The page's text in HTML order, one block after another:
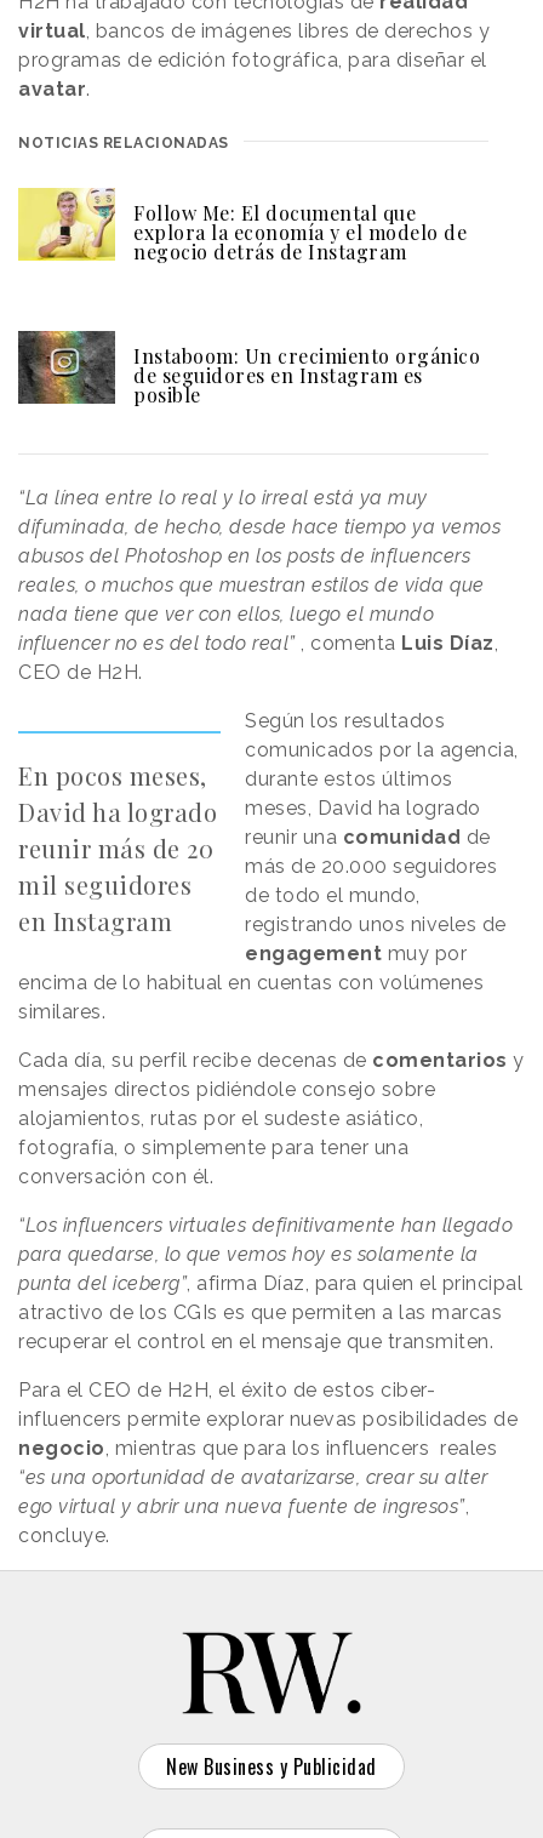
virtual, bancos de imágenes libres de derechos y
programas de edición fotográfica, para diseñar el
avatar.
NOTICIAS RELACIONADAS
Follow Me: El documental que
explora la economía y el modelo de
negocio detrás de Instagram
Instaboom: Un crecimiento orgánico
de seguidores en Instagram es
posible
“La línea entre lo real y lo irreal está ya muy
difuminada, de hecho, desde hace tiempo ya vemos
abusos del Photoshop en los posts de influencers
reales, o muchos que muestran estilos de vida que
nada tiene que ver con ellos, luego el mundo
influencer no es del todo real”, comenta Luis Díaz,
CEO de H2H.
En pocos meses,
David ha logrado
reunir más de 20
mil seguidores
en Instagram
Según los resultados
comunicados por la agencia,
durante estos últimos
meses, David ha logrado
reunir una comunidad de
más de 20.000 seguidores
de todo el mundo,
registrando unos niveles de
engagement muy por
encima de lo habitual en cuentas con volúmenes
similares.
Cada día, su perfil recibe decenas de comentarios y
mensajes directos pidiéndole consejo sobre
alojamientos, rutas por el sudeste asiático,
fotografía, o simplemente para tener una
conversación con él.
“Los influencers virtuales definitivamente han llegado
para quedarse, lo que vemos hoy es solamente la
punta del iceberg”, afirma Díaz, para quien el principal
atractivo de los CGIs es que permiten a las marcas
recuperar el control en el mensaje que transmiten.
Para el CEO de H2H, el éxito de estos ciber-
influencers permite explorar nuevas posibilidades de
negocio, mientras que para los influencers reales
“es una oportunidad de avatarizarse, crear su alter
ego virtual y abrir una nueva fuente de ingresos”,
concluye.
New Business y Publicidad